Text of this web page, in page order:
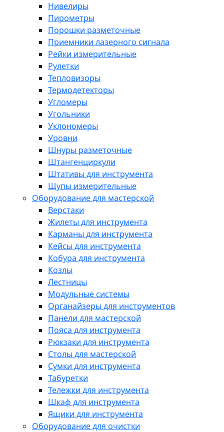
Нивелиры
Пирометры
Порошки разметочные
Приемники лазерного сигнала
Рейки измерительные
Рулетки
Тепловизоры
Термодетекторы
Угломеры
Угольники
Уклономеры
Уровни
Шнуры разметочные
Штангенциркули
Штативы для инструмента
Щупы измерительные
Оборудование для мастерской
Верстаки
Жилеты для инструмента
Карманы для инструмента
Кейсы для инструмента
Кобура для инструмента
Козлы
Лестницы
Модульные системы
Органайзеры для инструментов
Панели для мастерской
Пояса для инструмента
Рюкзаки для инструмента
Столы для мастерской
Сумки для инструмента
Табуретки
Тележки для инструмента
Шкаф для инструмента
Ящики для инструмента
Оборудование для очистки